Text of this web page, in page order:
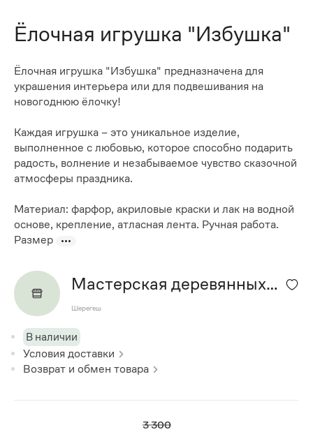
Ёлочная игрушка "Избушка"
Ёлочная игрушка "Избушка" предназначена для
украшения интерьера или для подвешивания на
новогоднюю ёлочку!
Каждая игрушка – это уникальное изделие,
выполненное с любовью, которое способно подарить
радость, волнение и незабываемое чувство сказочной
атмосферы праздника.
Материал: фарфор, акриловые краски и лак на водной
основе, крепление, атласная лента. Ручная работа.
Размер
Мастерская деревянных
изделий
Шерегеш
В наличии
Условия доставки
Возврат и обмен товара
3 300